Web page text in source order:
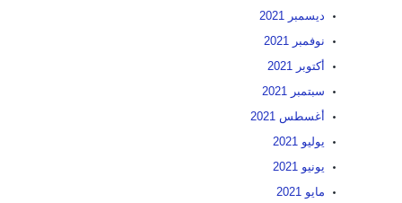
ديسمبر 2021
نوفمبر 2021
أكتوبر 2021
سبتمبر 2021
أغسطس 2021
يوليو 2021
يونيو 2021
مايو 2021